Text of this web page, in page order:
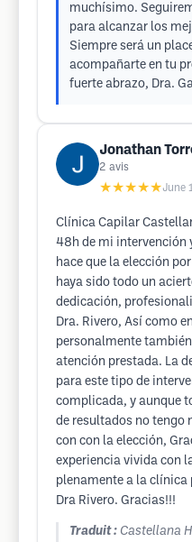
muchísimo.
para alcanzar los
Siempre será un
acompañarte en tu
fuerte abrazo, Dra.
Jonathan
2 avis
★★★★★June
Clínica Capilar
48h de mi intervención
hace que la elección
haya sido todo un
dedicación,
Dra. Rivero, Así como
personalmente
atención prestada. La
para este tipo de
complicada, y aunque
de resultados no tengo
con con la elección,
experiencia vivida con
plenamente a la clínica
Dra Rivero. Gracias!!!
Traduit : Castellana